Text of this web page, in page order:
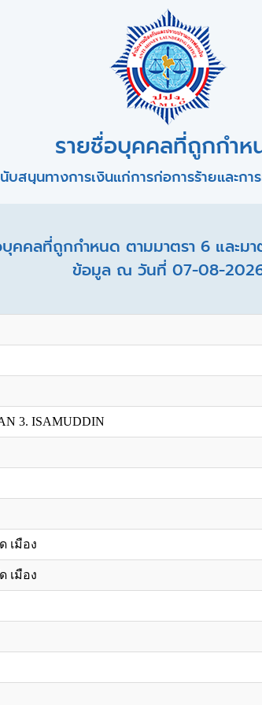
รายชื่อบุคคลที่ถูกกำห
สนุนทางการเงินแก่การก่อการร้ายและ
คคลที่ถูกกำหนด ตามมาตรา 6 และม
ข้อมูล ณ วันที่ 07-08-
3. ISAMUDDIN
เมือง
เมือง